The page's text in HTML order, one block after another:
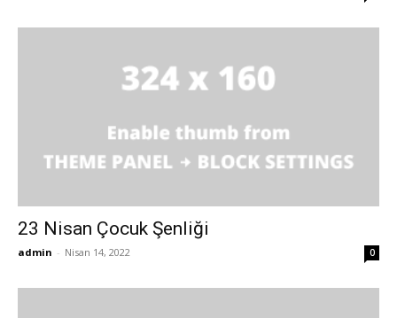
23 Nisan Çocuk Şenliği
admin - Nisan 14, 2022 0